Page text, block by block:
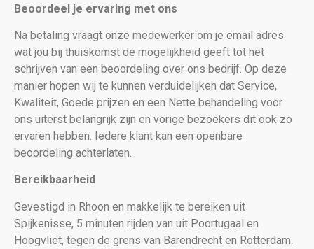
Beoordeel je ervaring met ons
Na betaling vraagt onze medewerker om je email adres
wat jou bij thuiskomst de mogelijkheid geeft tot het
schrijven van een beoordeling over ons bedrijf. Op deze
manier hopen wij te kunnen verduidelijken dat Service,
Kwaliteit, Goede prijzen en een Nette behandeling voor
ons uiterst belangrijk zijn en vorige bezoekers dit ook zo
ervaren hebben. Iedere klant kan een openbare
beoordeling achterlaten.
Bereikbaarheid
Gevestigd in Rhoon en makkelijk te bereiken uit
Spijkenisse, 5 minuten rijden van uit Poortugaal en
Hoogvliet, tegen de grens van Barendrecht en Rotterdam.